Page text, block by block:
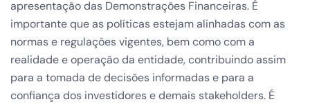
apresentação das Demonstrações Financeiras. É
importante que as políticas estejam alinhadas com as
normas e regulações vigentes, bem como com a
realidade e operação da entidade, contribuindo assim
para a tomada de decisões informadas e para a
confiança dos investidores e demais stakeholders. É